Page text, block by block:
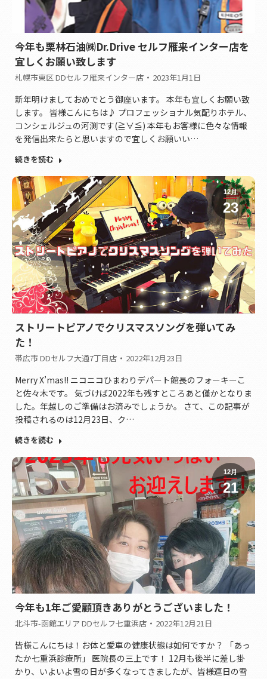
今年も栗林石油㈱Dr.Drive セルフ雁来インター店を
宜しくお願い致します
札幌市東区 DDセルフ雁来インター店 2023年1月1日
新年明けましておめでとう御座います。 本年も宜しくお願い致
します。 皆様こんにちは♪ プロフェッショナル気配りホテル、
コンシェルジュの河渕です(≧∀≦) 本年もお客様に色々な情報
を発信出来たらと思いますので宜しくお願いい…
続きを読む
12月
23
ストリートピアノでクリスマスソングを弾いてみ
た！
帯広市 DDセルフ大通7丁目店 2022年12月23日
Merry X’mas!! ニコニコひまわりデパート館長のフォーキーこ
と佐々木です。 気づけば2022年も残すところあと僅かとなりま
した。年越しのご準備はお済みでしょうか。 さて、この記事が
投稿されるのは12月23日、ク…
続きを読む
12月
21
今年も1年ご愛顧頂きありがとうございました！
北斗市-函館エリア DDセルフ七重浜店 2022年12月21日
皆様こんにちは！お体と愛車の健康状態は如何ですか？ 「あっ
たか七重浜診療所」 医院長の三上です！ 12月も後半に差し掛
かり、いよいよ雪の日が多くなってきましたが、皆様連日の雪